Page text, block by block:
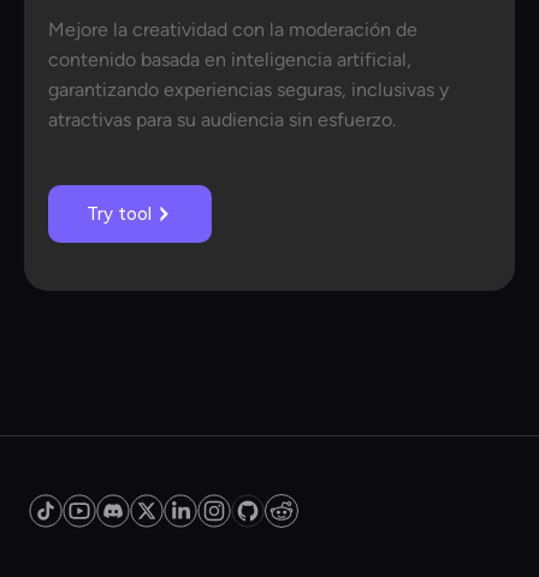
Mejore la creatividad con la moderación de
contenido basada en inteligencia artificial,
garantizando experiencias seguras, inclusivas y
atractivas para su audiencia sin esfuerzo.
Try tool